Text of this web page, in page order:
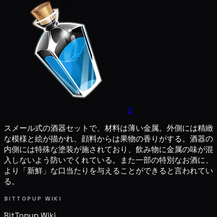
2
スメール式の酒器セットで、材料は薄い金属。外側には精緻
な模様と絵が描かれ、顔料からは果物の香りがする。酒器の
内側には特殊な塗装が施されており、飲み物に金属の味が混
入しないよう防いでくれている。また一部の特別なお酒に、
より「新鮮」な口当たりを与えることができると言われてい
る。
BITTOPUP WIKI